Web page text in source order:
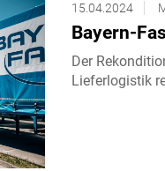
15.04.2024
Bayern-
Der
Lieferlogistik